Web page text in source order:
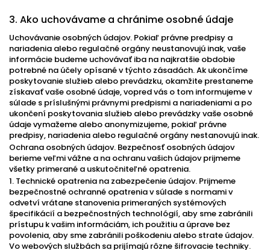
3. Ako uchovávame a chránime osobné údaje
Uchovávanie osobných údajov. Pokiaľ právne predpisy a
nariadenia alebo regulačné orgány neustanovujú inak, vaše
informácie budeme uchovávať iba na najkratšie obdobie
potrebné na účely opísané v týchto zásadách. Ak ukončíme
poskytovanie služieb alebo prevádzku, okamžite prestaneme
získavať vaše osobné údaje, vopred vás o tom informujeme v
súlade s príslušnými právnymi predpismi a nariadeniami a po
ukončení poskytovania služieb alebo prevádzky vaše osobné
údaje vymažeme alebo anonymizujeme, pokiaľ právne
predpisy, nariadenia alebo regulačné orgány nestanovujú inak.
Ochrana osobných údajov. Bezpečnosť osobných údajov
berieme veľmi vážne a na ochranu vašich údajov prijmeme
všetky primerané a uskutočniteľné opatrenia.
1. Technické opatrenia na zabezpečenie údajov. Prijmeme
bezpečnostné ochranné opatrenia v súlade s normami v
odvetví vrátane stanovenia primeraných systémových
špecifikácií a bezpečnostných technológií, aby sme zabránili
prístupu k vašim informáciám, ich použitiu a úprave bez
povolenia, aby sme zabránili poškodeniu alebo strate údajov.
Vo webových službách sa prijímajú rôzne šifrovacie techniky.